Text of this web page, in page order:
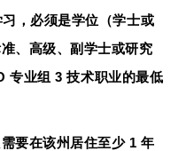
，必须是学位（学士或
、高级、副学士或研究
专业组 3技术职业的最低
要在该州居住至少1年